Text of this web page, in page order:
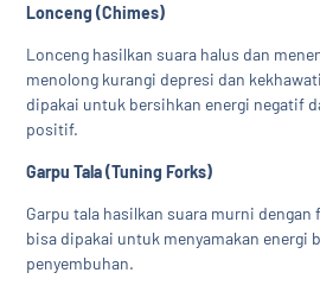
Lonceng (Chimes)
Lonceng hasilkan suara halus dan
menolong kurangi depresi dan
dipakai untuk bersihkan energi negatif
positif.
Garpu Tala (Tuning Forks)
Garpu tala hasilkan suara murni
bisa dipakai untuk menyamakan energi
penyembuhan.